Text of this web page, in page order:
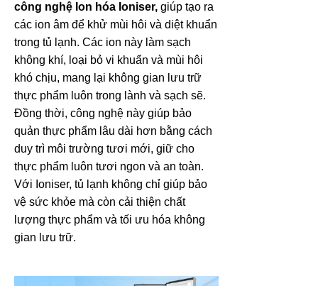
công nghệ Ion hóa Ioniser, giúp tạo ra
các ion âm để khử mùi hôi và diệt khuẩn
trong tủ lạnh. Các ion này làm sạch
không khí, loại bỏ vi khuẩn và mùi hôi
khó chịu, mang lại không gian lưu trữ
thực phẩm luôn trong lành và sạch sẽ.
Đồng thời, công nghệ này giúp bảo
quản thực phẩm lâu dài hơn bằng cách
duy trì môi trường tươi mới, giữ cho
thực phẩm luôn tươi ngon và an toàn.
Với Ioniser, tủ lạnh không chỉ giúp bảo
vệ sức khỏe mà còn cải thiện chất
lượng thực phẩm và tối ưu hóa không
gian lưu trữ.